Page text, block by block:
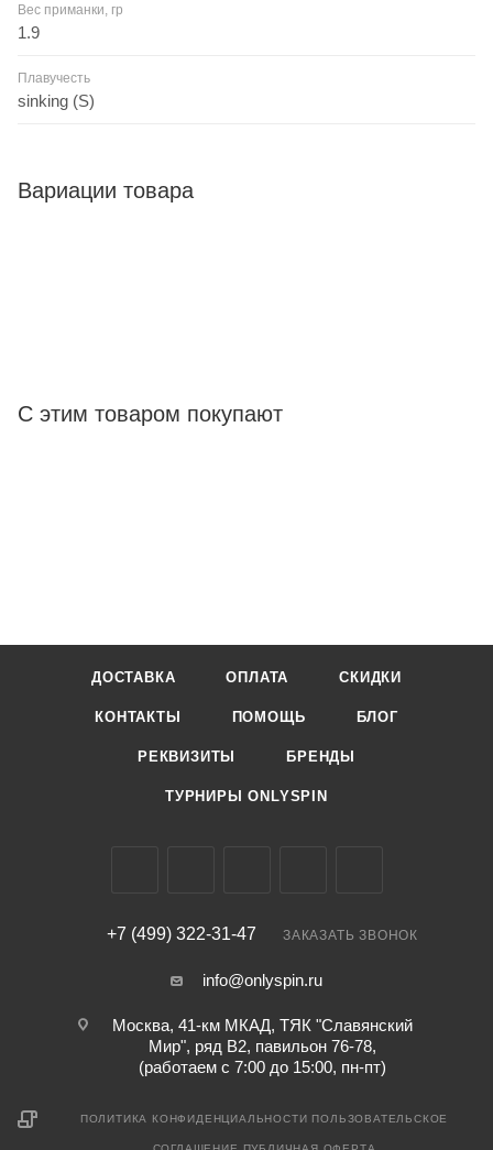
Вес приманки, гр
1.9
Плавучесть
sinking (S)
Вариации товара
С этим товаром покупают
ДОСТАВКА ОПЛАТА СКИДКИ
КОНТАКТЫ ПОМОЩЬ БЛОГ
РЕКВИЗИТЫ БРЕНДЫ
ТУРНИРЫ ONLYSPIN
+7 (499) 322-31-47 ЗАКАЗАТЬ ЗВОНОК
info@onlyspin.ru
Москва, 41-км МКАД, ТЯК "Славянский
Мир", ряд В2, павильон 76-78,
(работаем с 7:00 до 15:00, пн-пт)
ПОЛИТИКА КОНФИДЕНЦИАЛЬНОСТИ ПОЛЬЗОВАТЕЛЬСКОЕ